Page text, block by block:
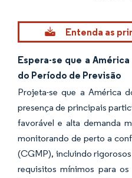
Imagem © Mordor Intelligence. O
Entenda as
Espera-se que a
do Período de Previsão
Projeta-se que a América
presença de principais
favorável e alta demanda
monitorando de perto a
(CGMP), incluindo
requisitos mínimos para